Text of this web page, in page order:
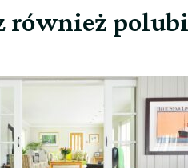
również